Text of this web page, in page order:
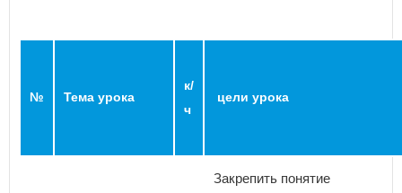
№ Тема урока
к/
ч
цели урока
Закрепить понятие